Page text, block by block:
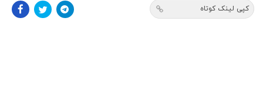
کپی لینک کوتاه